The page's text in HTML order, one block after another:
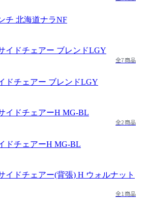
チ 北海道ナラNF
全7商品
ドチェアー ブレンドLGY
全2商品
ドチェアーH MG-BL
全1商品